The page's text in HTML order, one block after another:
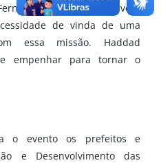
Haddad, já houve a
de vinda de uma
essa missão. Haddad
empenhar para tornar o
o evento os prefeitos e
e Desenvolvimento das